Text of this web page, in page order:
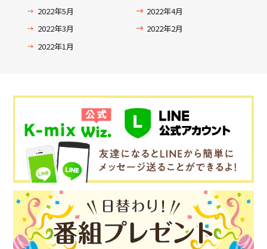
2022年5月
2022年4月
2022年3月
2022年2月
2022年1月